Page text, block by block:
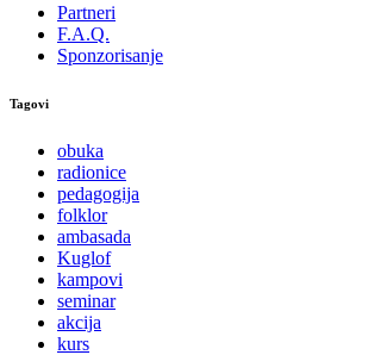
Partneri
F.A.Q.
Sponzorisanje
Tagovi
obuka
radionice
pedagogija
folklor
ambasada
Kuglof
kampovi
seminar
akcija
kurs